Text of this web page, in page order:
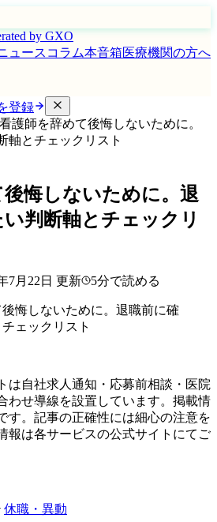
by GXO
ュース コラム本音箱医療機関の方へ
登録
看護師を辞めて後悔しないために。
軸とチェックリスト
悔しないために。退
判断軸とチェックリ
7月22日 更新 5分で読める
は自社求人通知・応募前相談・医院
わせ導線を設置しています。掲載情
す。記事の正確性には細心の注意を
報は各サービスの公式サイトにてご
休職・異動